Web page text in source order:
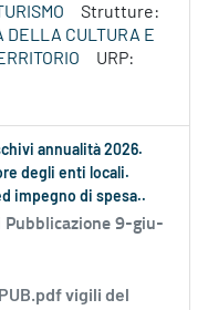
Strutture:
DELLA CULTURA E
URP:
annualità 2026.
degli enti locali.
impegno di spesa..
Pubblicazione 9-giu-
vigili del